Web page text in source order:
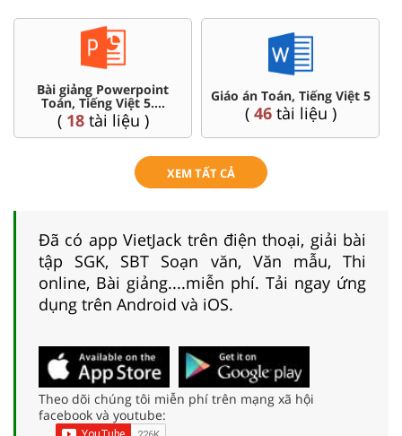
Bài giảng Powerpoint
Toán, Tiếng Việt 5....
18 tài liệu )
Giáo án Toán, Tiếng Việt 5
46 tài liệu )
XEM TẤT CẢ
Đã có app VietJack trên điện thoại, giải bài
tập SGK, SBT Soạn văn, Văn mẫu, Thi
online, Bài giảng....miễn phí. Tải ngay ứng
dụng trên Android và iOS.
Theo dõi chúng tôi miễn phí trên mạng xã hội
facebook và youtube: